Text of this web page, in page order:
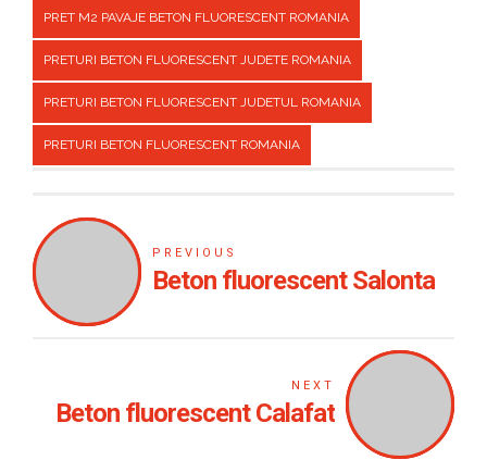
PRET M2 PAVAJE BETON FLUORESCENT ROMANIA
PRETURI BETON FLUORESCENT JUDETE ROMANIA
PRETURI BETON FLUORESCENT JUDETUL ROMANIA
PRETURI BETON FLUORESCENT ROMANIA
PREVIOUS
Beton fluorescent Salonta
NEXT
Beton fluorescent Calafat